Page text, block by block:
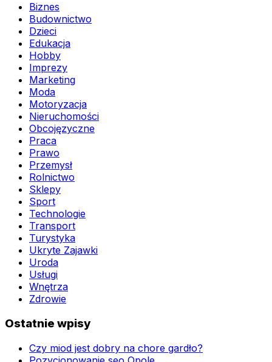
Biznes
Budownictwo
Dzieci
Edukacja
Hobby
Imprezy
Marketing
Moda
Motoryzacja
Nieruchomości
Obcojęzyczne
Praca
Prawo
Przemysł
Rolnictwo
Sklepy
Sport
Technologie
Transport
Turystyka
Ukryte Zajawki
Uroda
Usługi
Wnętrza
Zdrowie
Ostatnie wpisy
Czy miod jest dobry na chore gardło?